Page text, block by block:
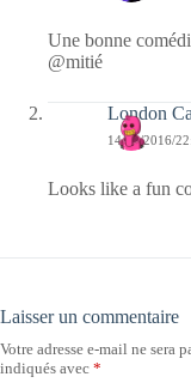
Une bonne
@mitié
London
14/11/2016/
Looks like a fun
Laisser un commentaire
Votre adresse e-mail ne sera
indiqués avec *